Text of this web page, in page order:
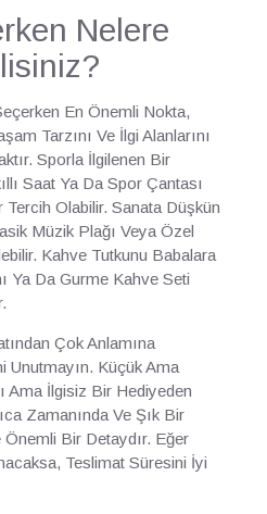
Nelere
En Önemli Nokta,
Tarzını Ve İlgi Alanlarını
Sporla İlgilenen Bir
Saat Ya Da Spor Çantası
Olabilir. Sanata Düşkün
Müzik Plağı Veya Özel
Kahve Tutkunu Babalara
Ya Da Gurme Kahve Seti
Çok Anlamına
Unutmayın. Küçük Ama
Ama İlgisiz Bir Hediyeden
Zamanında Ve Şık Bir
Bir Detaydır. Eğer
Teslimat Süresini İyi